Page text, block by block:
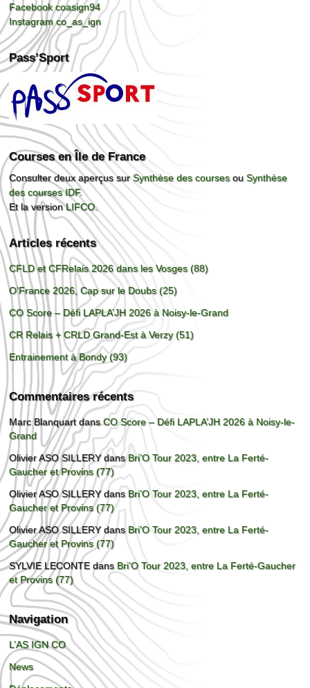
Facebook coasign94
Instagram co_as_ign
Pass’Sport
Courses en Île de France
Consulter deux aperçus surSynthèse des coursesouSynthèse
des courses IDF.
Et la versionLIFCO.
Articles récents
CFLD et CFRelais 2026 dans les Vosges (88)
O’France 2026, Cap sur le Doubs (25)
CO Score – Défi LAPLA’JH 2026 à Noisy-le-Grand
CR Relais + CRLD Grand-Est à Verzy (51)
Entrainement à Bondy (93)
Commentaires récents
Marc BlanquartdansCO Score – Défi LAPLA’JH 2026 à Noisy-le-
Grand
Olivier ASO SILLERYdansBri’O Tour 2023, entre La Ferté-
Gaucher et Provins (77)
Olivier ASO SILLERYdansBri’O Tour 2023, entre La Ferté-
Gaucher et Provins (77)
Olivier ASO SILLERYdans Bri’O Tour 2023, entre La Ferté-
Gaucher et Provins (77)
SYLVIE LECONTEdans Bri’O Tour 2023, entre La Ferté-Gaucher
et Provins (77)
Navigation
L’AS IGN CO
News